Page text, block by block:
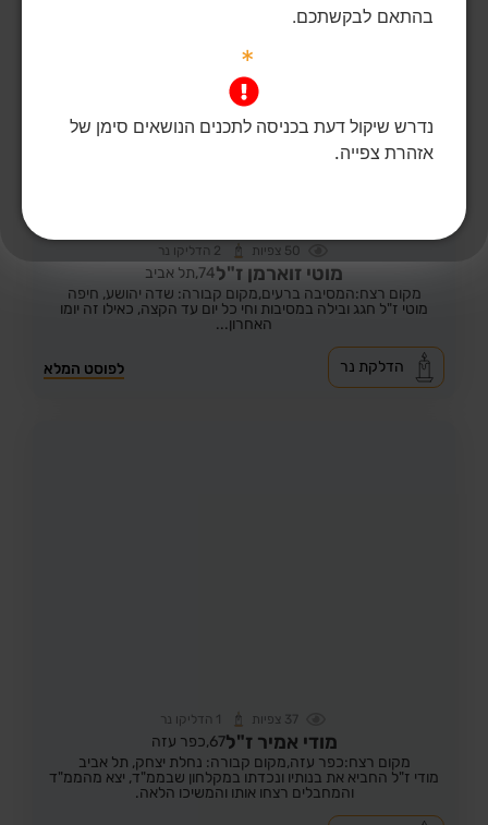
50 צפיות 2 הדליקו נר
מוטי זוארמן ז"ל74, תל אביב
מקום רצח:המסיבה ברעים,מקום קבורה: שדה יהושע, חיפה
מוטי ז"ל חגג ובילה במסיבות וחי כל יום עד הקצה, כאילו זה יומו
האחרון...
לפוסט המלא הדלקת נר
37 צפיות 1 הדליקו נר
מודי אמיר ז"ל67, כפר עזה
מקום רצח:כפר עזה,מקום קבורה: נחלת יצחק, תל אביב
מודי ז"ל החביא את בנותיו ונכדתו במקלחון שבממ"ד, יצא מהממ"ד
והמחבלים רצחו אותו והמשיכו הלאה.
בהתאם לבקשתכם.
*
נדרש שיקול דעת בכניסה לתכנים הנושאים סימן של
אזהרת צפייה.